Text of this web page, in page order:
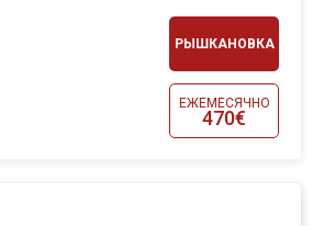
РЫШКАНОВКА
ЕЖЕМЕСЯЧНО
470€